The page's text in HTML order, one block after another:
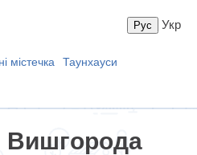
містечка
Таунхауси
Укр
Вишгорода